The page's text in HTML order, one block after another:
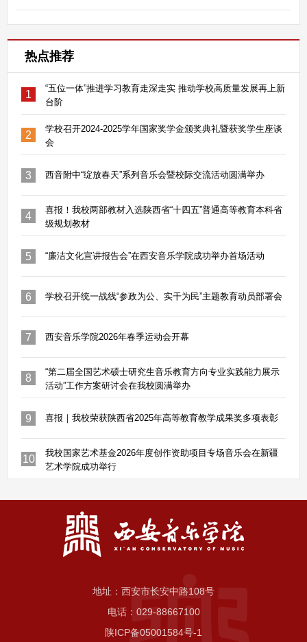
热点推荐
1
“五位一体”推进学习教育走深走实 推动学校高质量发展再上新
台阶
2
学校召开2024-2025学年国家奖学金颁奖典礼暨获奖学生座谈
会
3 西音附中“绽放春天”系列音乐会暨校际交流活动圆满举办
4
喜报！我校两部教材入选陕西省“十四五”普通高等教育本科省
级规划教材
5 “廉洁文化宣讲报告会”在西安音乐学院成功举办首场活动
6 学校召开统一战线“参政为公、实干为民”主题教育动员部署会
7 西安音乐学院2026年春季运动会开幕
8
“第二届全国艺术硕士研究生音乐教育方向专业实践能力展示
活动”工作方案研讨会在我校圆满举办
9 喜报｜我校荣获陕西省2025年高等教育教学成果奖多项表彰
10
我校国家艺术基金2026年度创作资助项目专场音乐会在新疆
艺术学院成功举行
地址：西安市长安中路108号
电话：029-88667100
陕ICP备05001584号-1